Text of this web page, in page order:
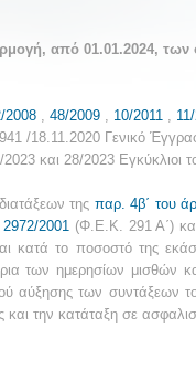
από 01.01.2024, των
2008 48/2009 10/2011
/18.11.2020 Γενικό
2023 και 28/2023 Εγκύκλιοι
της παρ. 4β΄ του
2001 (Φ.Ε.Κ. 291 Α΄)
κατά το ποσοστό της
των ημερησίων μισθών
αύξησης των
την κατάταξη σε